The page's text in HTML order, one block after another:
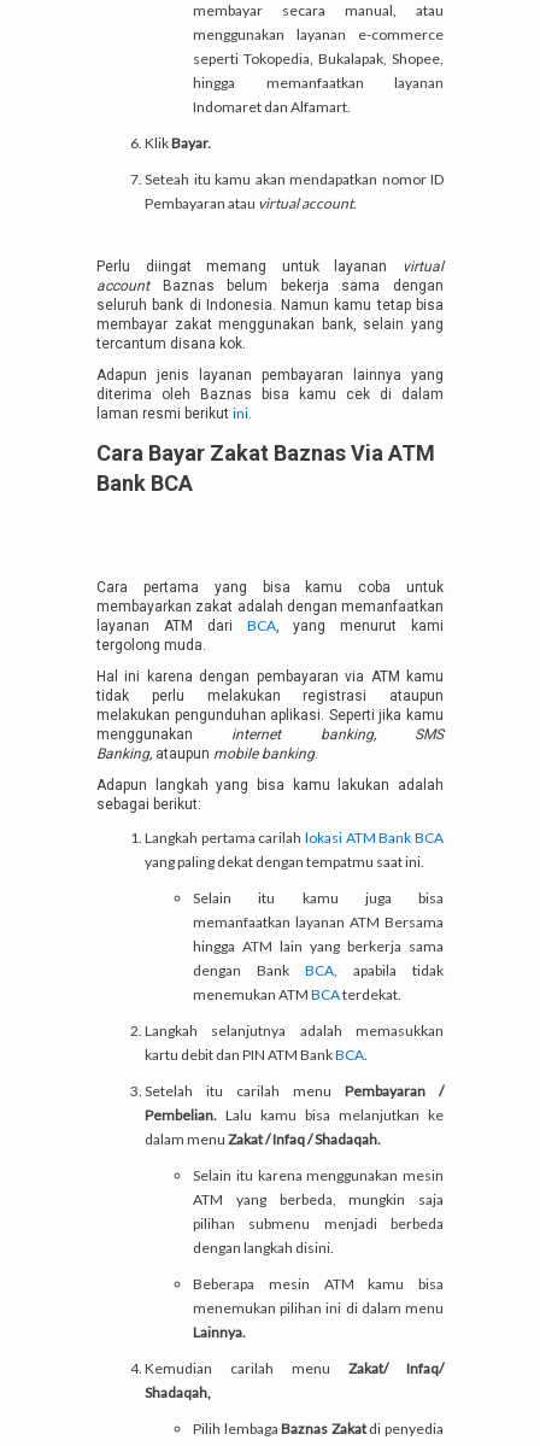
membayar secara manual, atau
menggunakan layanan e-commerce
seperti Tokopedia, Bukalapak, Shopee,
hingga memanfaatkan layanan
Indomaret dan Alfamart.
KlikBayar.
Seteah itu kamu akan mendapatkan nomor ID
Pembayaran atau virtual account.
Perlu diingat memang untuk layanan virtual
account
Baznas belum bekerja sama dengan
seluruh bank di Indonesia. Namun kamu tetap bisa
membayar zakat menggunakan bank, selain yang
tercantum disana kok.
Adapun jenis layanan pembayaran lainnya yang
diterima oleh Baznas bisa kamu cek di dalam
laman resmi berikut ini.
Cara Bayar Zakat Baznas Via ATM
Bank BCA
Cara pertama yang bisa kamu coba untuk
membayarkan zakat adalah dengan memanfaatkan
layanan ATM dari BCA, yang menurut kami
tergolong muda.
Hal ini karena dengan pembayaran via ATM kamu
tidak perlu melakukan registrasi ataupun
melakukan pengunduhan aplikasi. Seperti jika kamu
menggunakan internet banking, SMS
Banking, ataupun mobile banking.
Adapun langkah yang bisa kamu lakukan adalah
sebagai berikut:
Langkah pertama carilah lokasi ATM Bank BCA
yang paling dekat dengan tempatmu saat ini.
Selain itu kamu juga bisa
memanfaatkan layanan ATM Bersama
hingga ATM lain yang berkerja sama
dengan Bank BCA , apabila tidak
menemukan ATM BCAterdekat.
Langkah selanjutnya adalah memasukkan
kartu debit dan PIN ATM BankBCA
Setelah itu carilah menu Pembayaran /
Pembelian. Lalu kamu bisa melanjutkan ke
dalam menu Zakat / Infaq / Shadaqah.
Selain itu karena menggunakan mesin
ATM yang berbeda, mungkin saja
pilihan submenu menjadi berbeda
dengan langkah disini.
Beberapa mesin ATM kamu bisa
menemukan pilihan ini di dalam menu
Lainnya.
Kemudian carilah menu Zakat/ Infaq/
Shadaqah,
Pilih lembagaBaznas Zakatdi penyedia